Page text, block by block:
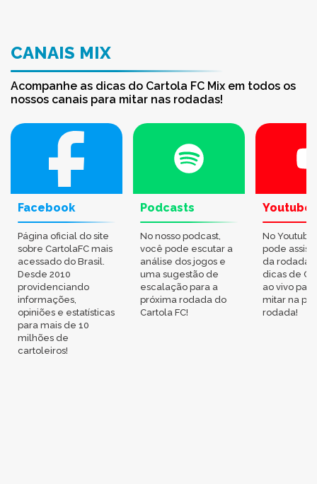
CANAIS MIX
Acompanhe as dicas do Cartola FC Mix em todos os
nossos canais para mitar nas rodadas!
Facebook
Página oficial do site
sobre CartolaFC mais
acessado do Brasil.
Desde 2010
providenciando
informações,
opiniões e estatísticas
para mais de 10
milhões de
cartoleiros!
Podcasts
No nosso podcast,
você pode escutar a
análise dos jogos e
uma sugestão de
escalação para a
próxima rodada do
Cartola FC!
Youtube
No
pode
da rodada,
dicas de
ao vivo
mitar na
rodada!